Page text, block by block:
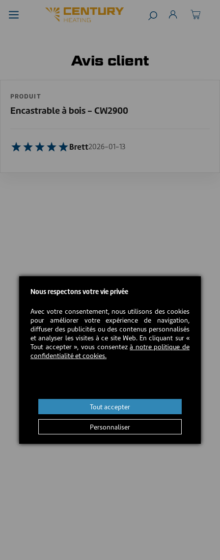
Avis client
PRODUIT
Encastrable à bois - CW2900
Brett2026-01-13
Nous respectons votre vie privée
Avec votre consentement, nous utilisons des cookies
pour améliorer votre expérience de navigation,
diffuser des publicités ou des contenus personnalisés
et analyser les visites à ce site Web. En cliquant sur «
Tout accepter », vous consentezà notre politique de
confidentialité et cookies.
Personnaliser
Tout accepter